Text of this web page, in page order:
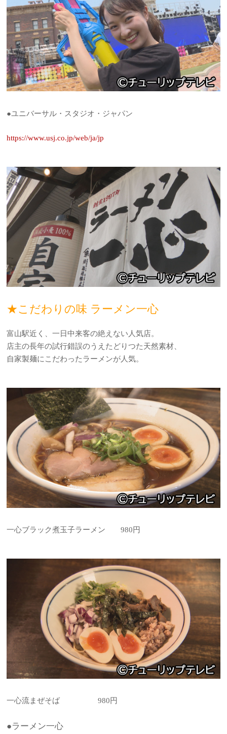
●ユニバーサル・スタジオ・ジャパン
https://www.usj.co.jp/web/ja/jp
★こだわりの味 ラーメン一心
富山駅近く、一日中来客の絶えない人気店。
店主の長年の試行錯誤のうえたどりつた天然素材、
自家製麺にこだわったラーメンが人気。
一心ブラック煮玉子ラーメン 980円
一心流まぜそば 980円
●ラーメン一心